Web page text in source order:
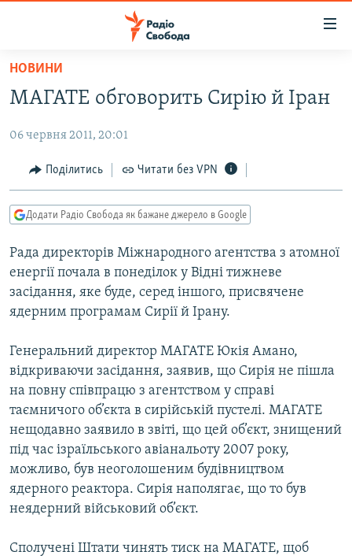
Перейти
основного
Перейти
Перейти
пошуку
РАДІО СВОБОДА – 70 РОКІВ
СТАТТІ
ПОЛІТИКА
СУСПІЛЬСТВО
КУЛЬТУРА
СПОРТ
УКРАЇНА
ВІЙНА
ДОНБАС.РЕАЛІЇ
КРИМ.РЕАЛІЇ
ТИ ЯК?
СХЕМИ
МУЛЬТИМЕДІА
ФОТО
СПЕЦПРОЄКТИ
ПОДКАСТИ
КРИМ РЕАЛІЇ
РУС
УКР
НОВИНИ
МАГАТЕ обговорить Сирію й Іран
06 червня 2011, 20:01
Поділитись Читати без VPN
Додати Радіо Свобода як бажане джерело в Google
Рада директорів Міжнародного агентства з атомної
енергії почала в понеділок у Відні тижневе
засідання, яке буде, серед іншого, присвячене
ядерним програмам Сирії й Ірану.
Генеральний директор МАГАТЕ Юкія Амано,
відкриваючи засідання, заявив, що Сирія не пішла
на повну співпрацю з агентством у справі
таємничого об’єкта в сирійській пустелі. МАГАТЕ
нещодавно заявило в звіті, що цей об’єкт, знищений
під час ізраїльського авіанальоту 2007 року,
можливо, був неоголошеним будівництвом
ядерного реактора. Сирія наполягає, що то був
неядерний військовий об’єкт.
Сполучені Штати чинять тиск на МАГАТЕ, щоб